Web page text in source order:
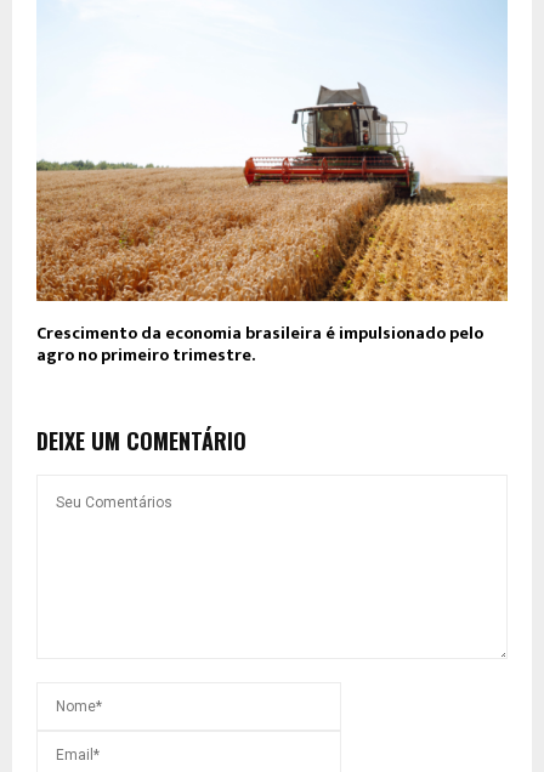
Crescimento da economia brasileira é impulsionado pelo
agro no primeiro trimestre.
DEIXE UM COMENTÁRIO